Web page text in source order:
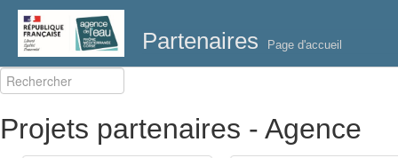
Partenaires Page d'accueil
Projets partenaires - Agence